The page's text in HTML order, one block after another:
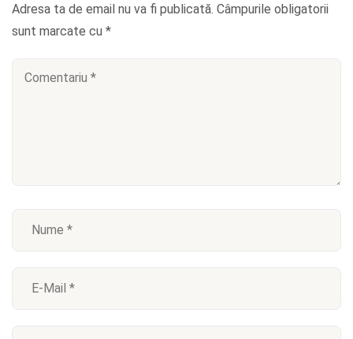
Adresa ta de email nu va fi publicată. Câmpurile obligatorii
sunt marcate cu *